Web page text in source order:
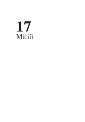
17
Місій